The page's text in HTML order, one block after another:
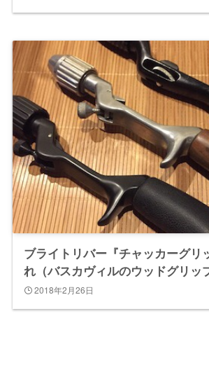
ブライトリバー『チャッカーグリ
れ（バスカヴィルのウッドグリッ
2018年2月26日